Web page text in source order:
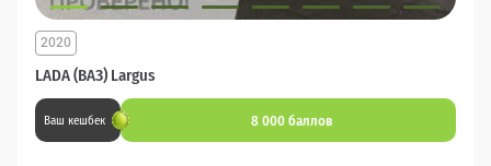
LADA (ВАЗ) Largus
2020
Ваш кешбек 8 000 баллов